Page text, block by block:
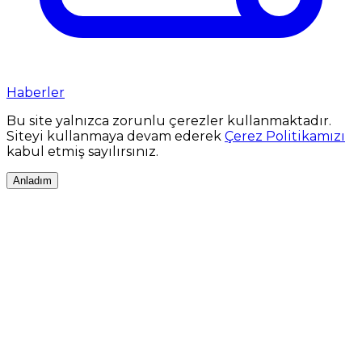
Haberler
Bu site yalnızca zorunlu çerezler kullanmaktadır.
Siteyi kullanmaya devam ederek Çerez Politikamızı
kabul etmiş sayılırsınız.
Anladım